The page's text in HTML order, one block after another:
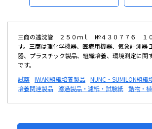
三商の遠沈管 ２５０ｍｌ №４３０７７６ １０
す。三商は理化学機器、医療用機器、気象計測器
器、プラスチック製品、組織培養、環境測定に関
です。
試薬 IWAKI組織培養製品 NUNC・SUMILON組織
培養関連製品 濾過製品・濾紙・試験紙 動物・